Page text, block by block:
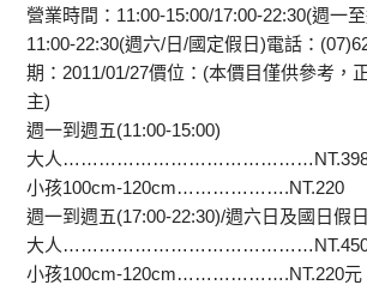
營業時間：11:00-15:00/17:00-22:30(週一
11:00-22:30(週六/日/國定假日)電話：
期：2011/01/27價位：(本價目僅供參考，
主)
週一到週五(11:00-15:00)
大人
小孩100cm-120cm……………….NT.220
週一到週五(17:00-22:30)/週六日及國日假
大人……………………………………NT.450
小孩100cm-120cm……………….NT.220元